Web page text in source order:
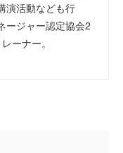
演活動なども行
ージャー認定協会2
ーナー。